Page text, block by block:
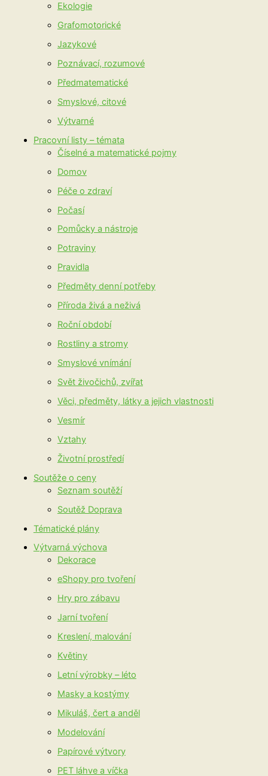
Ekologie
Grafomotorické
Jazykové
Poznávací, rozumové
Předmatematické
Smyslové, citové
Výtvarné
Pracovní listy – témata
Číselné a matematické pojmy
Domov
Péče o zdraví
Počasí
Pomůcky a nástroje
Potraviny
Pravidla
Předměty denní potřeby
Příroda živá a neživá
Roční období
Rostliny a stromy
Smyslové vnímání
Svět živočichů, zvířat
Věci, předměty, látky a jejich vlastnosti
Vesmír
Vztahy
Životní prostředí
Soutěže o ceny
Seznam soutěží
Soutěž Doprava
Tématické plány
Výtvarná výchova
Dekorace
eShopy pro tvoření
Hry pro zábavu
Jarní tvoření
Kreslení, malování
Květiny
Letní výrobky – léto
Masky a kostýmy
Mikuláš, čert a anděl
Modelování
Papírové výtvory
PET láhve a víčka